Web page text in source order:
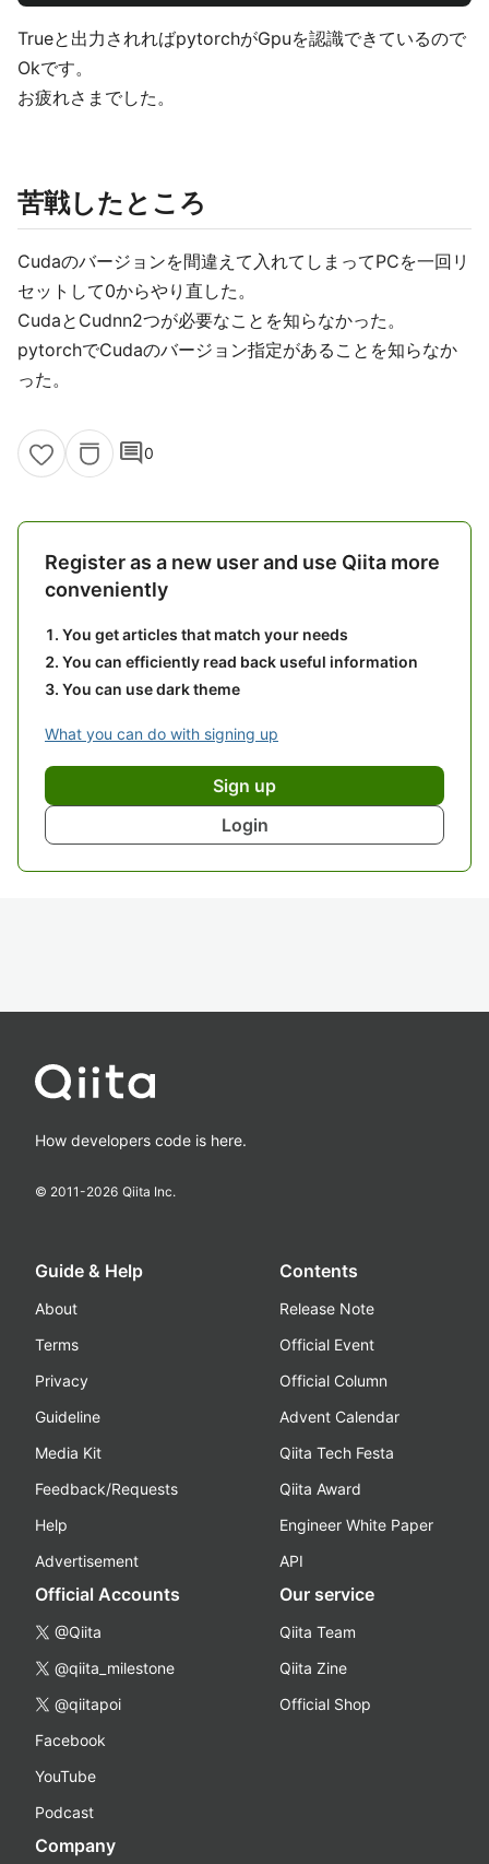
Trueと出力されればpytorchがGpuを認識できているので
Okです。
お疲れさまでした。
苦戦したところ
Cudaのバージョンを間違えて入れてしまってPCを一回リ
セットして0からやり直した。
CudaとCudnn2つが必要なことを知らなかった。
pytorchでCudaのバージョン指定があることを知らなか
った。
comment0
Register as a new user and use Qiita more
conveniently
You get articles that match your needs
You can efficiently read back useful information
You can use dark theme
What you can do with signing up
Sign up
Login
How developers code is here.
© 2011-2026 Qiita Inc.
Guide & Help
About
Terms
Privacy
Guideline
Media Kit
Feedback/Requests
Help
Advertisement
Contents
Release Note
Official Event
Official Column
Advent Calendar
Qiita Tech Festa
Qiita Award
Engineer White Paper
API
Official Accounts
@Qiita
@qiita_milestone
@qiitapoi
Facebook
YouTube
Podcast
Our service
Qiita Team
Qiita Zine
Official Shop
Company